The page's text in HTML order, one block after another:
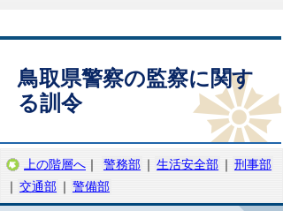
鳥取県警察の監察に関す
る訓令
上の階層へ ｜ 警務部 ｜ 生活安全部 ｜ 刑事部
｜ 交通部 ｜ 警備部